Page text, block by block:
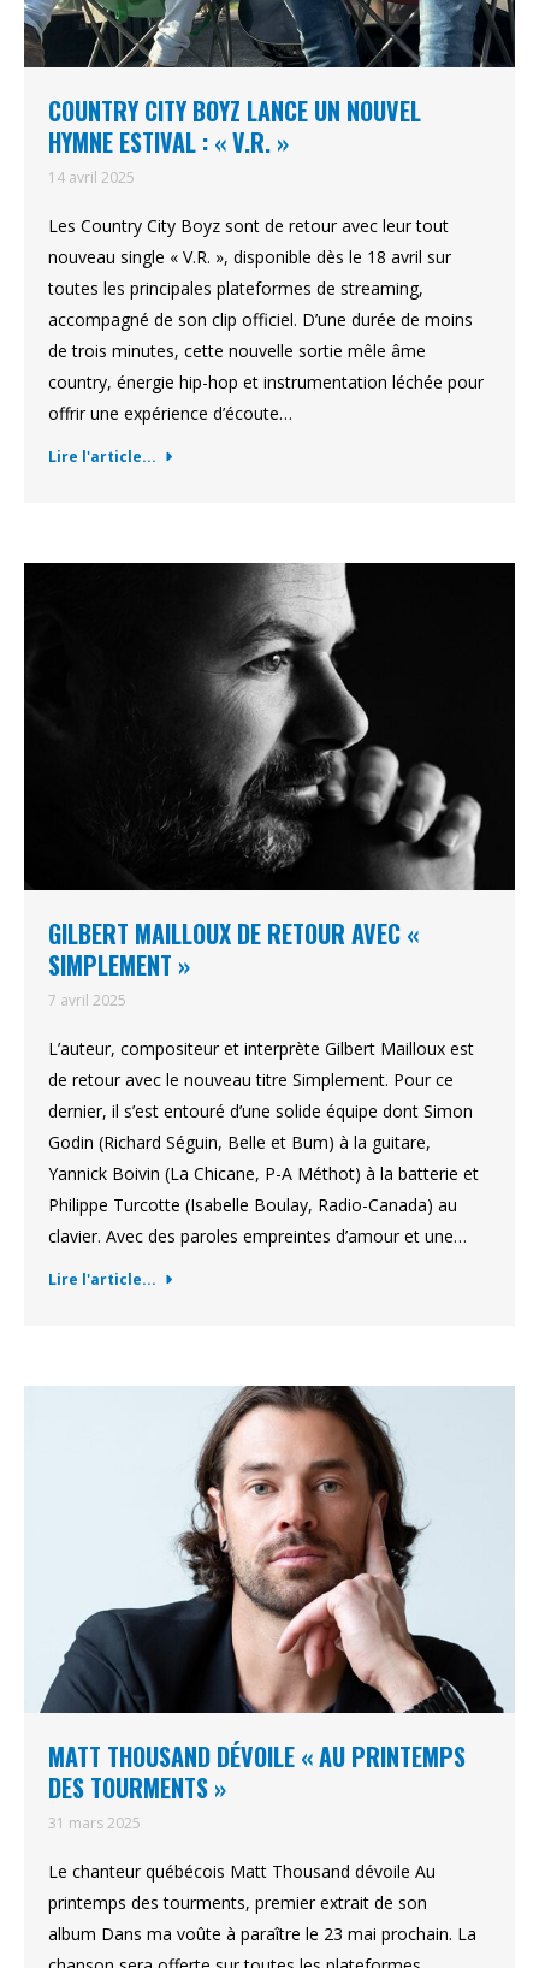
COUNTRY CITY BOYZ LANCE UN NOUVEL
HYMNE ESTIVAL : « V.R. »
14 avril 2025
Les Country City Boyz sont de retour avec leur tout
nouveau single « V.R. », disponible dès le 18 avril sur
toutes les principales plateformes de streaming,
accompagné de son clip officiel. D’une durée de moins
de trois minutes, cette nouvelle sortie mêle âme
country, énergie hip-hop et instrumentation léchée pour
offrir une expérience d’écoute…
Lire l'article...
GILBERT MAILLOUX DE RETOUR AVEC «
SIMPLEMENT »
7 avril 2025
L’auteur, compositeur et interprète Gilbert Mailloux est
de retour avec le nouveau titre Simplement. Pour ce
dernier, il s’est entouré d’une solide équipe dont Simon
Godin (Richard Séguin, Belle et Bum) à la guitare,
Yannick Boivin (La Chicane, P-A Méthot) à la batterie et
Philippe Turcotte (Isabelle Boulay, Radio-Canada) au
clavier. Avec des paroles empreintes d’amour et une…
Lire l'article...
MATT THOUSAND DÉVOILE « AU PRINTEMPS
DES TOURMENTS »
31 mars 2025
Le chanteur québécois Matt Thousand dévoile Au
printemps des tourments, premier extrait de son
album Dans ma voûte à paraître le 23 mai prochain. La